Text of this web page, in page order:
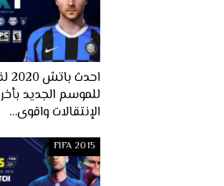
للموسم الجديد بأخر
الإنتقالات واقوى…
FIFA 2015